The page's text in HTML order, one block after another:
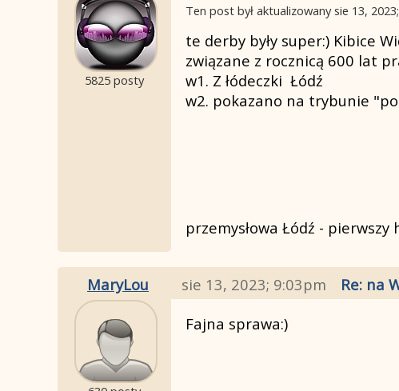
5825 posty
Ten post był aktualizowanysie 13,
te derby były super:) Kibice
związane z rocznicą 600 lat
w1. Z łódeczki Łódź
w2. pokazano na trybunie
przemysłowa Łódź -
MaryLou sie 13, 2023; 9:03pm Re: na
Fajna sprawa:)